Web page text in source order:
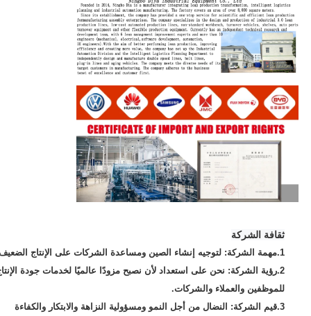
ثقافة الشركة
1. مهمة الشركة: لتوجيه إنشاء الصين ومساعدة الشركات على الإنتاج
2. رؤية الشركة: نحن على استعداد لأن نصبح مزودًا عالميًا لخدمات جودة
للموظفين والعملاء والشركات.
3. قيم الشركة: النضال من أجل النمو ومسؤولية النزاهة والابتكار والكفاءة